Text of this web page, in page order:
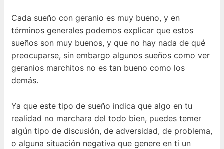
Cada sueño con geranio es muy bueno, y en
términos generales podemos explicar que estos
sueños son muy buenos, y que no hay nada de qué
preocuparse, sin embargo algunos sueños como ver
geranios marchitos no es tan bueno como los
demás.
Ya que este tipo de sueño indica que algo en tu
realidad no marchara del todo bien, puedes temer
algún tipo de discusión, de adversidad, de problema,
o alguna situación negativa que genere en ti un